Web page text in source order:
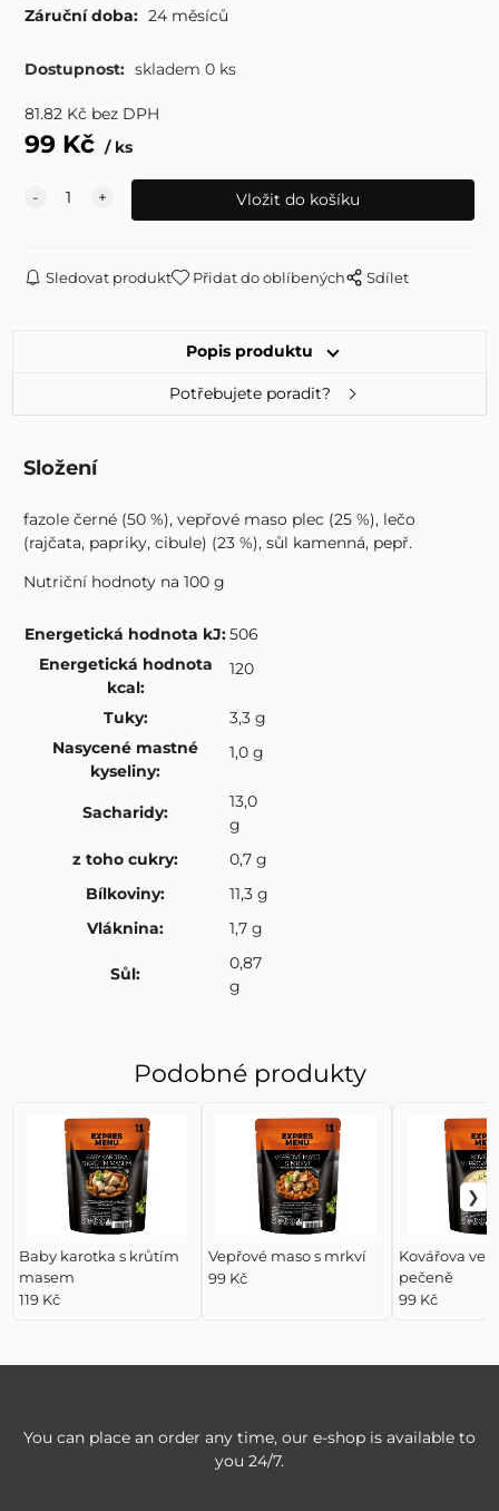
Záruční doba: 24 měsíců
Dostupnost: skladem 0 ks
81.82Kč bez DPH
99Kč ks
Sledovat produkt Přidat do oblíbených Sdílet
Popis produktu
Potřebujete poradit?
Složení
fazole černé (50 %), vepřové maso plec (25 %), lečo
(rajčata, papriky, cibule) (23 %), sůl kamenná, pepř.
Nutriční hodnoty na 100 g
Energetická hodnota kJ:506
Energetická hodnota
kcal:
120
Tuky:
3,3 g
Nasycené mastné
kyseliny:
1,0 g
Sacharidy:
13,0
g
z toho cukry:
0,7 g
Bílkoviny:
11,3 g
Vláknina: 1,7 g
Sůl:
0,87
g
Podobné produkty
Baby karotka s krůtím
masem
119 Kč
Vepřové maso s mrkví
99 Kč
Kovářova
pečeně
99 Kč
You can place an order any time, our e-shop is available to
you 24/7.